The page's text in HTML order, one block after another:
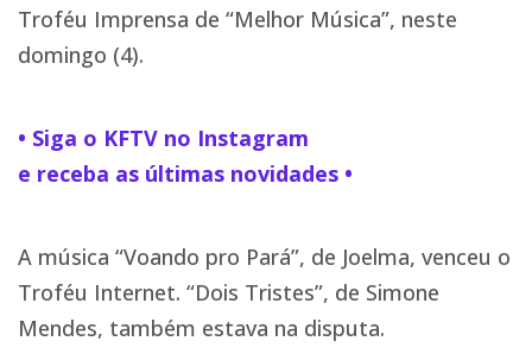
Troféu Imprensa de “Melhor Música”, neste
domingo (4).
• Siga o KFTV no Instagram
e receba as últimas novidades •
A música “Voando pro Pará”, de Joelma, venceu o
Troféu Internet. “Dois Tristes”, de Simone
Mendes, também estava na disputa.